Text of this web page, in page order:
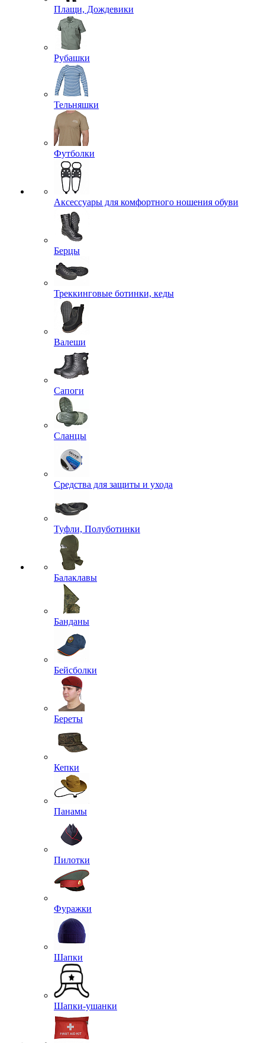
Плащи, Дождевики
Рубашки
Тельняшки
Футболки
Аксессуары для комфортного ношения обуви
Берцы
Треккинговые ботинки, кеды
Валеши
Сапоги
Сланцы
Средства для защиты и ухода
Туфли, Полуботинки
Балаклавы
Банданы
Бейсболки
Береты
Кепки
Панамы
Пилотки
Фуражки
Шапки
Шапки-ушанки